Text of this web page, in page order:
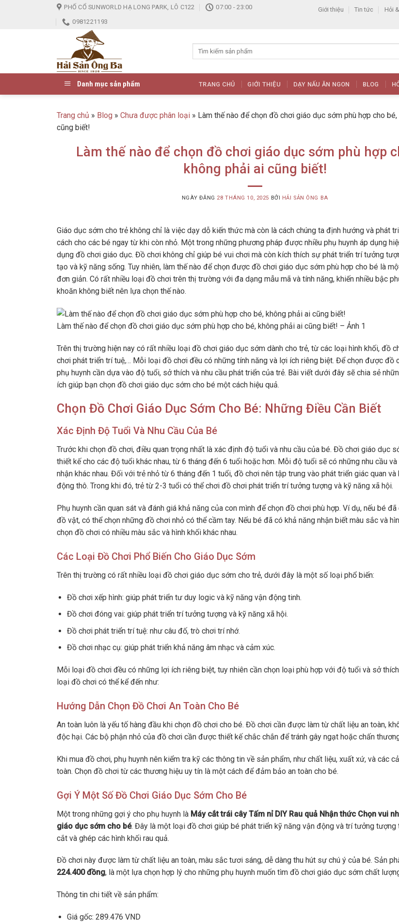
PHỐ CỔ SUNWORLD HẠ LONG PARK, LÔ C122
07:00 - 23:00
0981221193
Giới thiệu Tin tức Hỏi
Danh mục sản phẩm TRANG CHỦ GIỚI THIỆU DẠY NẤU ĂN NGON BLOG
Trang chủ » Blog » Chưa được phân loại » Làm thế nào để chọn đồ chơi giáo dục sớm phù hợp cho
cũng biết!
Làm thế nào để chọn đồ chơi giáo dục sớm phù hợp
không phải ai cũng biết!
NGÀY ĐĂNG 28 THÁNG 10, 2025 BỞI HẢI SẢN ÔNG BA
Giáo dục sớm cho trẻ không chỉ là việc dạy dỗ kiến thức mà còn là cách chúng ta định hướng và phát
cách cho các bé ngay từ khi còn nhỏ. Một trong những phương pháp được nhiều phụ huynh áp dụng
dụng đồ chơi giáo dục. Đồ chơi không chỉ giúp bé vui chơi mà còn kích thích sự phát triển trí tưởng
tạo và kỹ năng sống. Tuy nhiên, làm thế nào để chọn được đồ chơi giáo dục sớm phù hợp cho bé là
đơn giản. Có rất nhiều loại đồ chơi trên thị trường với đa dạng mẫu mã và tính năng, khiến nhiều bậc
khoăn không biết nên lựa chọn thế nào.
Làm thế nào để chọn đồ chơi giáo dục sớm phù hợp cho bé, không phải ai cũng biết! – Ảnh 1
Trên thị trường hiện nay có rất nhiều loại đồ chơi giáo dục sớm dành cho trẻ, từ các loại hình khối, đồ
chơi phát triển trí tuệ,… Mỗi loại đồ chơi đều có những tính năng và lợi ích riêng biệt. Để chọn được đồ
phụ huynh cần dựa vào độ tuổi, sở thích và nhu cầu phát triển của trẻ. Bài viết dưới đây sẽ chia sẻ
ích giúp bạn chọn đồ chơi giáo dục sớm cho bé một cách hiệu quả.
Chọn Đồ Chơi Giáo Dục Sớm Cho Bé: Những Điều Cần Biết
Xác Định Độ Tuổi Và Nhu Cầu Của Bé
Trước khi chọn đồ chơi, điều quan trọng nhất là xác định độ tuổi và nhu cầu của bé. Đồ chơi giáo dục
thiết kế cho các độ tuổi khác nhau, từ 6 tháng đến 6 tuổi hoặc hơn. Mỗi độ tuổi sẽ có những nhu cầu
nhận khác nhau. Đối với trẻ nhỏ từ 6 tháng đến 1 tuổi, đồ chơi nên tập trung vào phát triển giác quan và
động thô. Trong khi đó, trẻ từ 2-3 tuổi có thể chơi đồ chơi phát triển trí tưởng tượng và kỹ năng xã hội.
Phụ huynh cần quan sát và đánh giá khả năng của con mình để chọn đồ chơi phù hợp. Ví dụ, nếu bé
đồ vật, có thể chọn những đồ chơi nhỏ có thể cầm tay. Nếu bé đã có khả năng nhận biết màu sắc và
chọn đồ chơi có nhiều màu sắc và hình khối khác nhau.
Các Loại Đồ Chơi Phổ Biến Cho Giáo Dục Sớm
Trên thị trường có rất nhiều loại đồ chơi giáo dục sớm cho trẻ, dưới đây là một số loại phổ biến:
Đồ chơi xếp hình: giúp phát triển tư duy logic và kỹ năng vận động tinh.
Đồ chơi đóng vai: giúp phát triển trí tưởng tượng và kỹ năng xã hội.
Đồ chơi phát triển trí tuệ: như câu đố, trò chơi trí nhớ.
Đồ chơi nhạc cụ: giúp phát triển khả năng âm nhạc và cảm xúc.
Mỗi loại đồ chơi đều có những lợi ích riêng biệt, tuy nhiên cần chọn loại phù hợp với độ tuổi và sở
loại đồ chơi có thể kể đến như:
Hướng Dẫn Chọn Đồ Chơi An Toàn Cho Bé
An toàn luôn là yếu tố hàng đầu khi chọn đồ chơi cho bé. Đồ chơi cần được làm từ chất liệu an toàn,
độc hại. Các bộ phận nhỏ của đồ chơi cần được thiết kế chắc chắn để tránh gây ngạt hoặc chấn
Khi mua đồ chơi, phụ huynh nên kiểm tra kỹ các thông tin về sản phẩm, như chất liệu, xuất xứ, và các
toàn. Chọn đồ chơi từ các thương hiệu uy tín là một cách để đảm bảo an toàn cho bé.
Gợi Ý Một Số Đồ Chơi Giáo Dục Sớm Cho Bé
Một trong những gợi ý cho phụ huynh là Máy cắt trái cây Tấm nỉ DIY Rau quả Nhận thức Chọn vui
giáo dục sớm cho bé. Đây là một loại đồ chơi giúp bé phát triển kỹ năng vận động và trí tưởng tượng
cắt và ghép các hình khối rau quả.
Đồ chơi này được làm từ chất liệu an toàn, màu sắc tươi sáng, dễ dàng thu hút sự chú ý của bé. Sản
224.400 đồng, là một lựa chọn hợp lý cho những phụ huynh muốn tìm đồ chơi giáo dục sớm chất
Thông tin chi tiết về sản phẩm:
Giá gốc: 289.476 VND